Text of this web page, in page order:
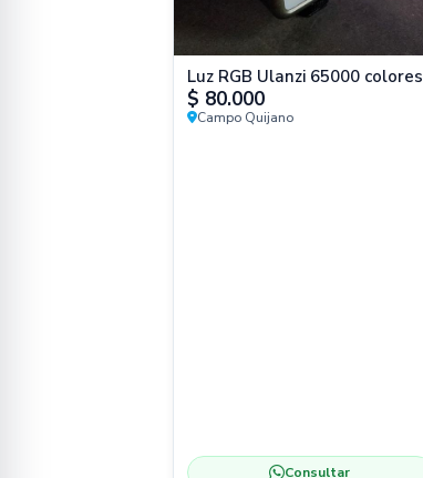
Luz RGB Ulanzi 65000 colores
$ 80.000
Campo Quijano
Consultar